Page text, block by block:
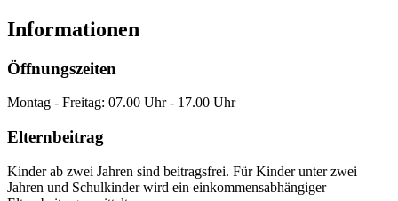
Informationen
Öffnungszeiten
Montag - Freitag: 07.00 Uhr - 17.00 Uhr
Elternbeitrag
Kinder ab zwei Jahren sind beitragsfrei. Für Kinder unter zwei
Jahren und Schulkinder wird ein einkommensabhängiger